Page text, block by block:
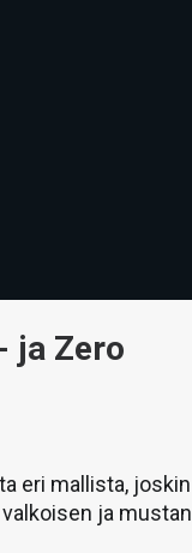
ja Zero
eri mallista, joskin
ja mustan